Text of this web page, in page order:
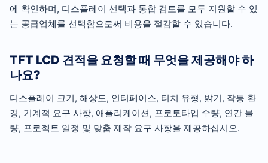
에 확인하며, 디스플레이 선택과 통합 검토를 모두 지원할 수 있
는 공급업체를 선택함으로써 비용을 절감할 수 있습니다.
TFT LCD 견적을 요청할 때 무엇을 제공해야 하
나요?
디스플레이 크기, 해상도, 인터페이스, 터치 유형, 밝기, 작동 환
경, 기계적 요구 사항, 애플리케이션, 프로토타입 수량, 연간 물
량, 프로젝트 일정 및 맞춤 제작 요구 사항을 제공하십시오.